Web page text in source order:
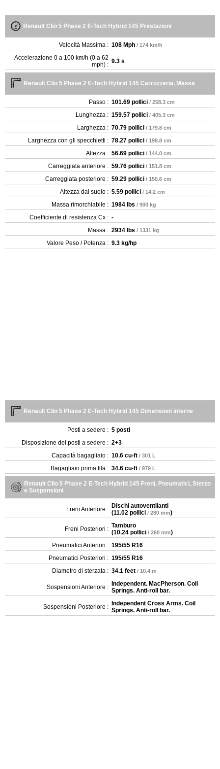
Renault Clio 5 Phase 2 E-Tech Hybrid 145 Prestazioni
Velocità Massima : 108 Mph / 174 km/h
Accelerazione 0 a 100 km/h (0 a 62
mph) : 9.3 s
Renault Clio 5 Phase 2 E-Tech Hybrid 145 Carrozzeria, Massa
Passo : 101.69 pollici / 258.3 cm
Lunghezza : 159.57 pollici / 405.3 cm
Larghezza : 70.79 pollici / 179.8 cm
Larghezza con gli specchietti : 78.27 pollici / 198.8 cm
Altezza : 56.69 pollici / 144.0 cm
Carreggiata anteriore : 59.76 pollici / 151.8 cm
Carreggiata posteriore : 59.29 pollici / 150.6 cm
Altezza dal suolo : 5.59 pollici / 14.2 cm
Massa rimorchiabile : 1984 lbs / 900 kg
Coefficiente di resistenza Cx : -
Massa : 2934 lbs / 1331 kg
Valore Peso / Potenza : 9.3 kg/hp
Renault Clio 5 Phase 2 E-Tech Hybrid 145 Dimensioni interne
Posti a sedere : 5 posti
Disposizione dei posti a sedere : 2+3
Capacità bagagliaio : 10.6 cu-ft / 301 L
Bagagliaio prima fila : 34.6 cu-ft / 979 L
Renault Clio 5 Phase 2 E-Tech Hybrid 145 Freni, Pneumatici, Sterzo
e Sospensioni
Freni Anteriore : Dischi autoventilanti
(11.02 pollici / 280 mm)
Freni Posteriori : Tamburo
(10.24 pollici / 260 mm)
Pneumatici Anteriori : 195/55 R16
Pneumatici Posteriori : 195/55 R16
Diametro di sterzata : 34.1 feet / 10.4 m
Sospensioni Anteriore : Independent. MacPherson. Coil
Springs. Anti-roll bar.
Sospensioni Posteriore : Independent Cross Arms. Coil
Springs. Anti-roll bar.